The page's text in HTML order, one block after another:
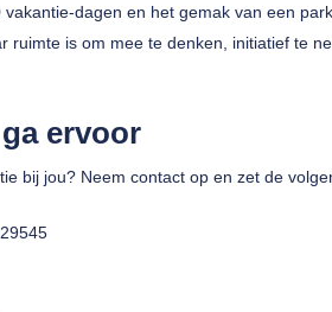
dagen en het gemak van een
ruimte is om mee te denken, initiatief te
ervoor
bij jou? Neem contact op en zet de